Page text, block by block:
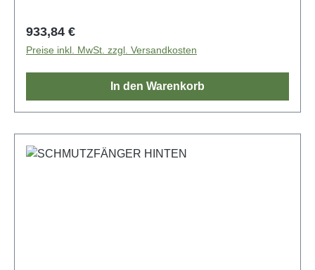
Regulärer Preis:
933,84 €
Preise inkl. MwSt. zzgl. Versandkosten
In den Warenkorb